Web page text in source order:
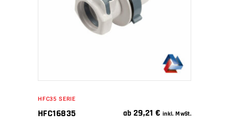
WEITERLESEN
HFC35 SERIE
HFC16835 ab 29,21€ inkl. MwSt.